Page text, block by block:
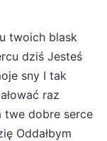
twoich blask
dziś Jesteś
sny I tak
raz
twe dobre serce
Oddałbym